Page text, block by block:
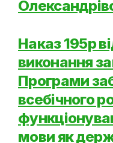
Наказ 195р
виконання
Програми
всебiчного
мови як